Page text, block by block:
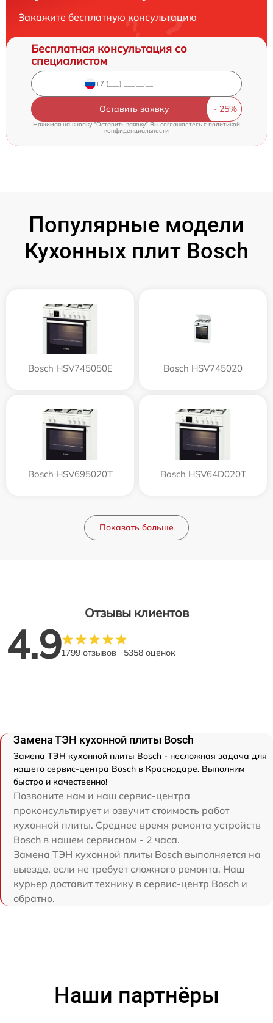
Закажите бесплатную консультацию
Бесплатная консультация со
специалистом
Оставить заявку
Нажимая на кнопку "Оставить заявку" Вы соглашаетесь cполитикой
конфиденциальности
Популярные модели
Кухонных плит Bosch
Bosch HSV745050E Bosch HSV745020
Bosch HSV695020T Bosch HSV64D020T
Показать больше
Отзывы клиентов
4.91799 отзывов 5358 оценок
Замена ТЭН кухонной плиты Bosch
Замена ТЭН кухонной плиты Bosch - несложная задача для
нашего сервис-центра Bosch в Краснодаре. Выполним
быстро и качественно!
Позвоните нам и наш сервис-центра
проконсультирует и озвучит стоимость работ
кухонной плиты. Среднее время ремонта устройств
Bosch в нашем сервисном - 2 часа.
Замена ТЭН кухонной плиты Bosch выполняется на
выезде, если не требует сложного ремонта. Наш
курьер доставит технику в сервис-центр Bosch и
обратно.
Наши партнёры